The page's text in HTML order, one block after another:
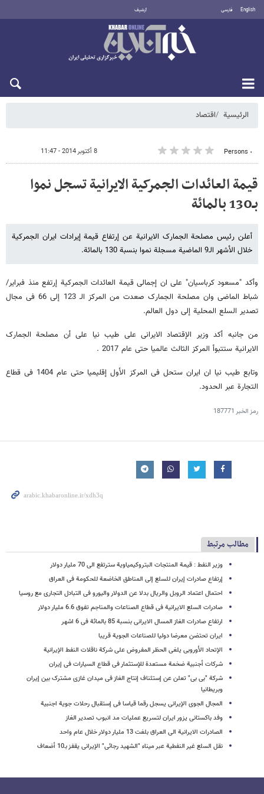
English فارسی أرشيف
الرئيسية اقتصاد
٠ Persons 8 أكتوبر 2014 - 11:47
قیمة العائدات الجمرکیة الایرانیة تسجل نموا
بـ130 بالمائة
أعلن رئیس مصلحة الجمارک الایرانیة عن إرتفاع قیمة إیرادات ایران الجمرکیة
خلال الأشهر الـ9 الماضیة مسجلة نموا بنسبة 130 بالمائة.
وأکد "مسعود کرباسیان" علی ان إجمالی قیمة العائدات الجمرکیة إرتفع منذ فبرایر/
شباط الماضی وان مصلحة الجمارک صعدت من المرکز الـ 123 إلی 66 فی مجال
تصدیر السلع المحلیة إلی دول العالم.
من جانبه أکد وزیر الإقتصاد الایرانی علی طیب نیا علی أن مصلحة الجمارک
الایرانیة ستتبوأ المرکز الثالث عالمیا حتی عام 2017 .
وتابع طیب نیا ان ایران ستحل فی المرکز الأول إقلیمیا حتی عام 1404 فی قطاع
التجارة عبر الحدود.
رمز الخبر 187771
مطالب مرتبط
وزیر النفط : قیمة المنتجات البتروکیمیاویة سترتفع الی 70 ملیار دولار
إرتفاع صادرات إیران للسلع إلی المناطق الخاضعة للحکومة فی العراق
احتمال اعتماد الروبل والریال بدلا عن الدولار والیورو فی التبادل التجاری مع روسیا
صادرات السلع الایرانیة فی قطاع الصناعات والمناجم تفوق 6.6 ملیار دولار
ارتفاع صادرات الغاز المسال الایرانی بنسبة 85 بالمائة فی 6 اشهر
ایران تحتضن معرضا دولیا للصناعات الجویة قریبا
الإتحاد الأوروبی یلغی الحظر المفروض على شرکة ناقلات النفط الإیرانیة
شرکات أجنبیة ضخمة مستعدة للإستثمار فی قطاع السیارات فی إیران
شرکة "بی بی" تعلن عن إستئناف إنتاج الغاز فی میدان غازی مشترک بین إیران
وبریطانیا
المجال الجوی الإیرانی یسجل رقما قیاسا فی إستقبال رحلات جویة اجنبیة
وفد باکستانی یزور ایران لتسریع عملیات مد انبوب تصدیر الغاز
الصادرات الایرانیة الی العراق بلغت 13 ملیار دولار خلال عام واحد
نقل السلع غیر النفطیة عبر میناء "الشهید رجائی" الإیرانی یقفز بـ10 أضعاف